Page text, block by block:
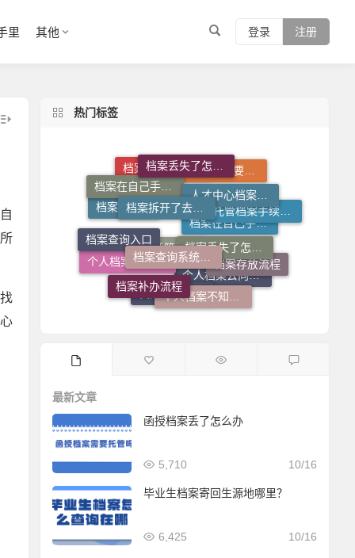
登录 注册
里 其他
热门标签
档案托管流程
个人档案死档激活
档案在自己手里怎么放到人才市场
个人档案去向查询
档案存放机构
个人档案查询系统
档案调动函
档案拆开了怎么补救
档案调动需要什么手续
托管档案手续如何办理
档案存放流程
个人档案不知道在哪儿怎么查
档案补办流程
档案查询入口
档案在自己手里怎么办
档案丢失了怎么补
档案拆开了去哪里封
最新文章
函授档案丢了怎么办
10/16
5,710
毕业生档案寄回生源地哪里？
10/16
6,425